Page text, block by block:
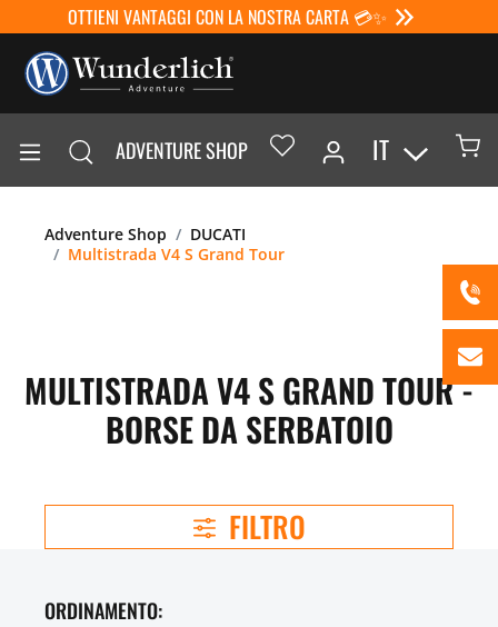
OTTIENI VANTAGGI CON LA NOSTRA CARTA 💳✨
ADVENTURE SHOP IT
Adventure Shop
DUCATI
Multistrada V4 S Grand Tour
MULTISTRADA V4 S GRAND TOUR -
BORSE DA SERBATOIO
FILTRO
ORDINAMENTO: